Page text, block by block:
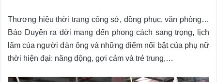
Thương hiệu thời trang công sở, đồng phục, văn phòng…
Bảo Duyên ra đời mang đến phong cách sang trọng, lịch
lãm của người đàn ông và những điểm nổi bật của phụ nữ
thời hiện đại: năng động, gợi cảm và trẻ trung,…